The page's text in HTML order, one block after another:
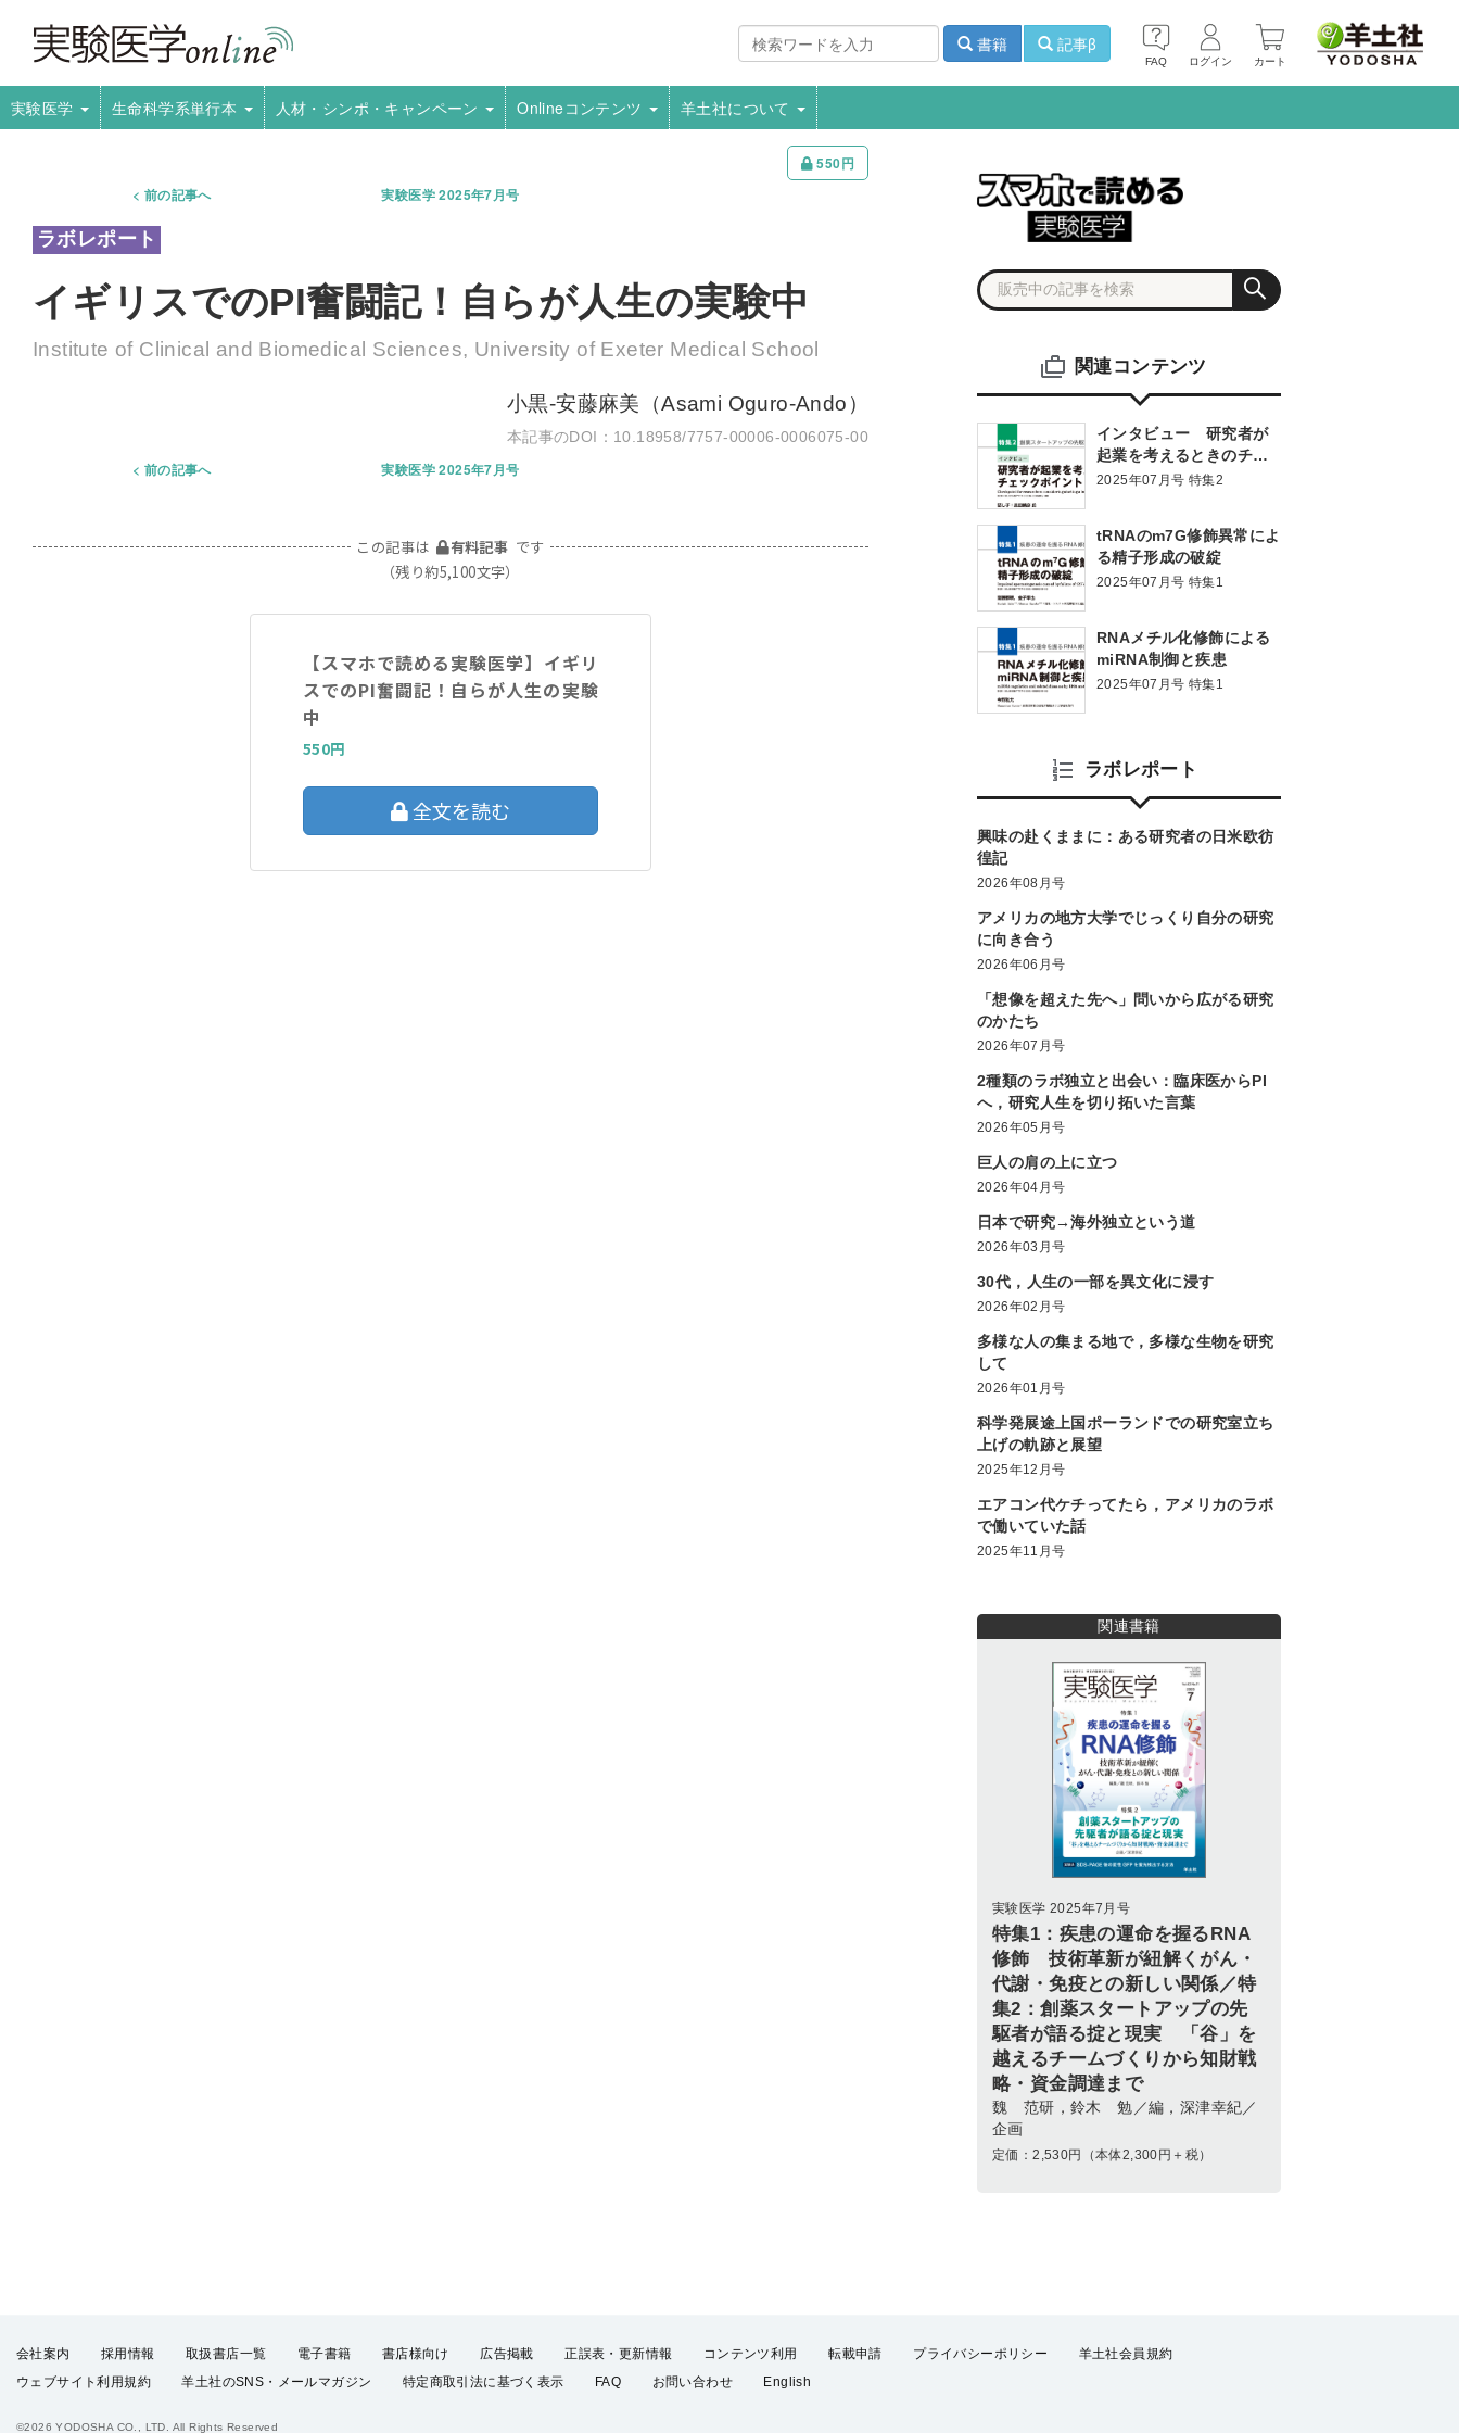
FAQ ログイン カート
書籍 記事β
実験医学 生命科学系単行本 人材・シンポ・キャンペーン Onlineコンテンツ 羊土社について
550円
前の記事へ
実験医学 2025年7月号
イギリスでのPI奮闘記！自らが人生の実験中
Institute of Clinical and Biomedical Sciences, University of Exeter Medical School
小黒-安藤麻美（Asami Oguro-Ando）
10.18958/7757-00006-0006075-00
前の記事へ 実験医学 2025年7月号
この記事は 有料記事 です
（残り約5,100文字）
【スマホで読める実験医学】イギリ
スでのPI奮闘記！自らが人生の実験
中
550円
全文を読む
関連コンテンツ
インタビュー 研究者が
起業を考えるときのチェ
ックポイント
2025年07月号 特集2
tRNAのm7G修飾異常によ
る精子形成の破綻
2025年07月号 特集1
RNAメチル化修飾による
miRNA制御と疾患
2025年07月号 特集1
ラボレポート
興味の赴くままに：ある研究者の日米欧彷
徨記
2026年08月号
アメリカの地方大学でじっくり自分の研究
に向き合う
2026年06月号
「想像を超えた先へ」問いから広がる研究
のかたち
2026年07月号
2種類のラボ独立と出会い：臨床医からPI
へ，研究人生を切り拓いた言葉
2026年05月号
巨人の肩の上に立つ
2026年04月号
日本で研究→海外独立という道
2026年03月号
30代，人生の一部を異文化に浸す
2026年02月号
多様な人の集まる地で，多様な生物を研究
して
2026年01月号
科学発展途上国ポーランドでの研究室立ち
上げの軌跡と展望
2025年12月号
エアコン代ケチってたら，アメリカのラボ
で働いていた話
2025年11月号
関連書籍
実験医学 2025年7月号
特集1：疾患の運命を握るRNA
修飾 技術革新が紐解くがん・
代謝・免疫との新しい関係／特
集2：創薬スタートアップの先
駆者が語る掟と現実 「谷」を
越えるチームづくりから知財戦
略・資金調達まで
魏 范研，鈴木 勉／編，深津幸紀／
企画
定価：2,530円（本体2,300円＋税）
会社案内 採用情報 取扱書店一覧 電子書籍 書店様向け 広告掲載 正誤表・更新情報 コンテンツ利用 転載申請 プライバシーポリシー
羊土社会員規約
ウェブサイト利用規約
羊土社のSNS・メールマガジン 特定商取引法に基づく表示 FAQ お問い合わせ English
©2026 YODOSHA CO., LTD. All Rights Reserved